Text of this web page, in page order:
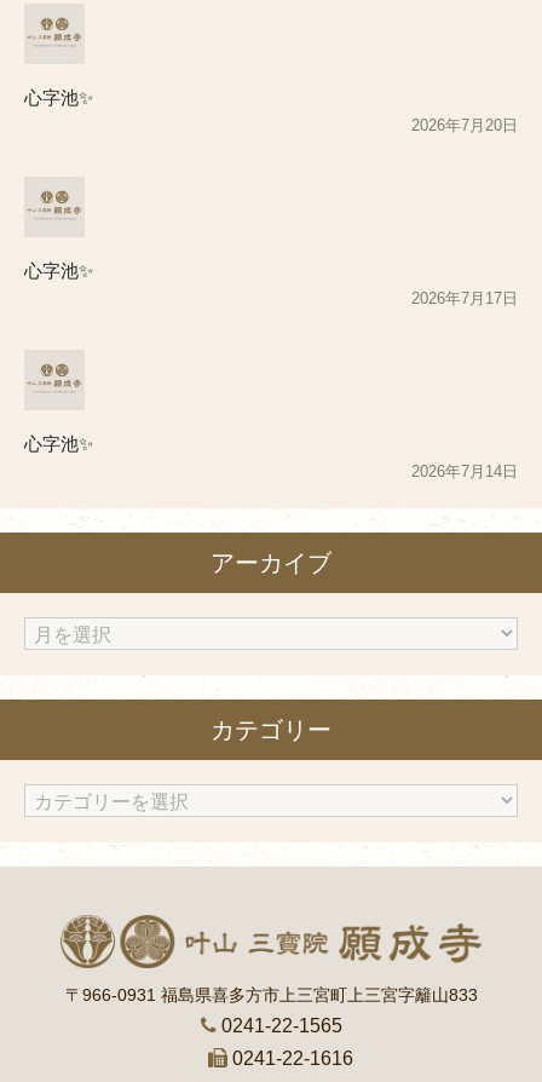
心字池✨
2026年7月20日
心字池✨
2026年7月17日
心字池✨
2026年7月14日
アーカイブ
ア
カ
ブ
カテゴリー
カ
ゴ
〒966-0931 福島県喜多方市上三宮町上三宮字籬山833
0241-22-1565
0241-22-1616